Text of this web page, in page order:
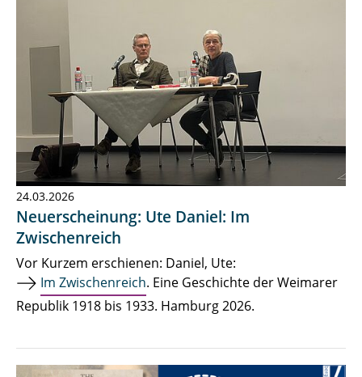
24.03.2026
Neuerscheinung: Ute Daniel: Im
Zwischenreich
Vor Kurzem erschienen: Daniel, Ute:
Im Zwischenreich. Eine Geschichte der Weimarer
Republik 1918 bis 1933. Hamburg 2026.